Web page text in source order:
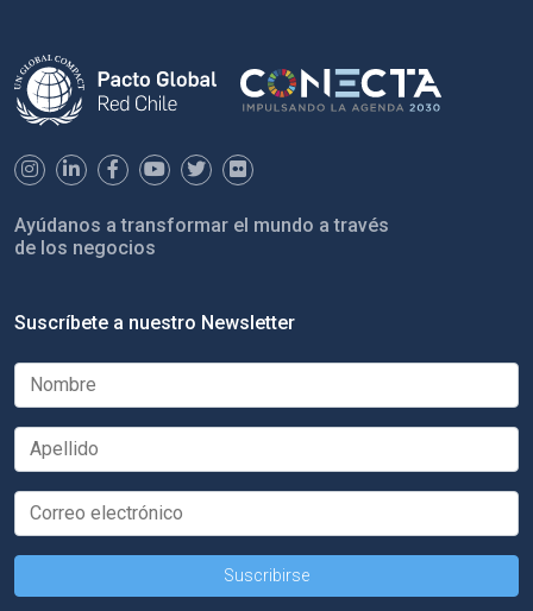
Ayúdanos a transformar el mundo a través
de los negocios
Suscríbete a nuestro Newsletter